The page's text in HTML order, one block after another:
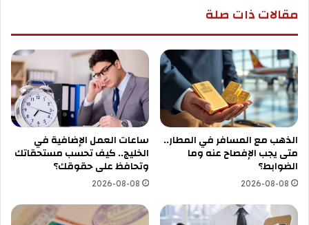
مقالات ذات صلة
الذهب مع المسافر في المطار..
متى يجب الإفصاح عنه وما
الضوابط؟
2026-08-08
ساعات العمل الإضافية في
الخليج.. كيف تحسب مستحقاتك
وتحافظ على حقوقك؟
2026-08-08